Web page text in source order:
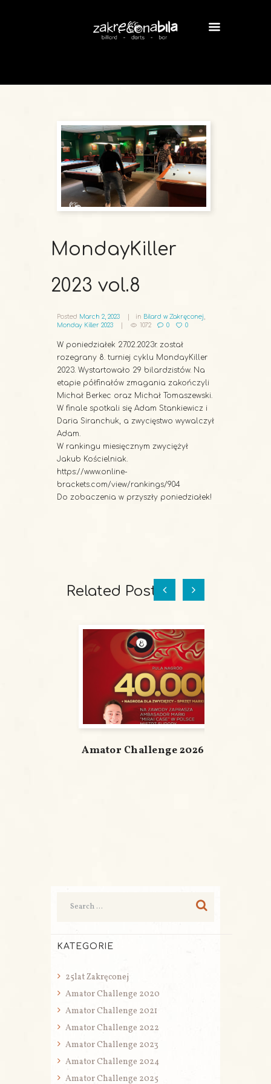
MondayKiller
2023 vol.8
Posted March 2, 2023 in Bilard w Zakręconej
Monday Killer 2023
1072 0 0
W poniedziałek 27.02.2023r. został
rozegrany 8. turniej cyklu MondayKiller
2023. Wystartowało 29 bilardzistów. Na
etapie półfinałów zmagania zakończyli
Michał Berkec oraz Michał Tomaszewski.
W finale spotkali się Adam Stankiewicz i
Daria Siranchuk, a zwycięstwo wywalczył
Adam.
W rankingu miesięcznym zwyciężył
Jakub Kościelniak.
https://www.online-
brackets.com/view/rankings/904
Do zobaczenia w przyszły poniedziałek!
Related Posts
Amator Challenge 2026
KATEGORIE
25lat Zakręconej
Amator Challenge 2020
Amator Challenge 2021
Amator Challenge 2022
Amator Challenge 2023
Amator Challenge 2024
Amator Challenge 2025